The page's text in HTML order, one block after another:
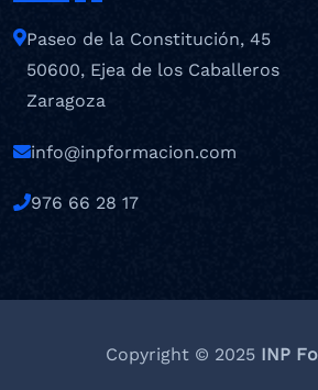
Paseo de la Constitución, 45
50600, Ejea de los Caballeros
Zaragoza
info@inpformacion.com
976 66 28 17
Copyright © 2025INP